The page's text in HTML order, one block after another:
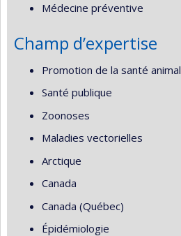
Médecine préventive
Champ d’expertise
Promotion de la santé
Santé publique
Zoonoses
Maladies vectorielles
Arctique
Canada
Canada (Québec)
Épidémiologie